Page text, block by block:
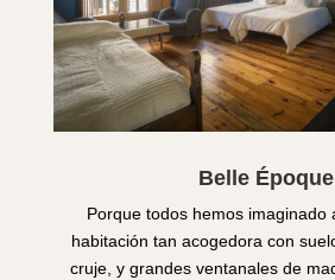
Belle Époque
Porque todos hemos imaginado
habitación tan acogedora con
cruje, y grandes ventanales de